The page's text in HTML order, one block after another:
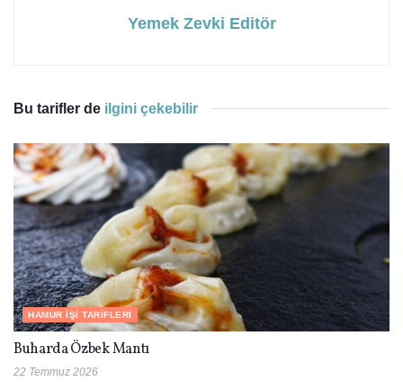
Yemek Zevki Editör
Bu tarifler de ilgini çekebilir
HAMUR İŞI TARIFLERI
Buharda Özbek Mantı
22 Temmuz 2026